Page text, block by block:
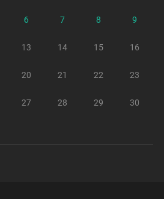
6 7 8 9
13 14 15 16
20 21 22 23
27 28 29 30